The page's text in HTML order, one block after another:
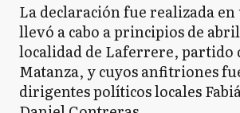
La declaración fue realizada en
llevó a cabo a principios de
localidad de Laferrere, partido
Matanza, y cuyos anfitriones
dirigentes políticos locales